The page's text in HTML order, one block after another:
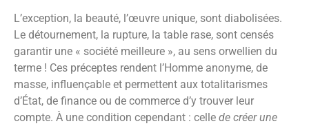
L’exception, la beauté, l’œuvre unique, sont diabolisées.
Le détournement, la rupture, la table rase, sont censés
garantir une « société meilleure », au sens orwellien du
terme ! Ces préceptes rendent l’Homme anonyme, de
masse, influençable et permettent aux totalitarismes
d’État, de finance ou de commerce d’y trouver leur
compte. À une condition cependant : celle de créer une